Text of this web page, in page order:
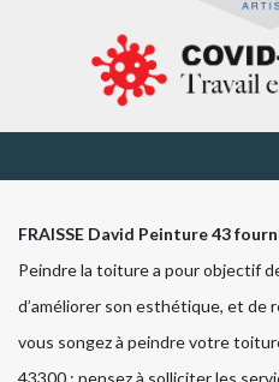
FRAISSE David Peinture 43
Peindre la toiture a pour objectif
d’améliorer son esthétique, et de
vous songez à peindre votre